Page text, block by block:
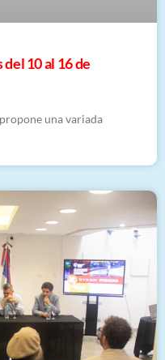
10 al 16 de
una variada